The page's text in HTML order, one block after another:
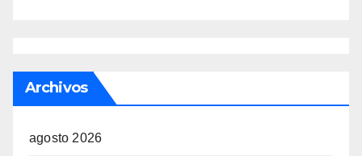
Archivos
agosto 2026